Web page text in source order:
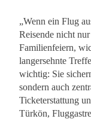
„Wenn ein Flug
Reisende nicht
Familienfeiern,
langersehnte
wichtig: Sie
sondern auch
Ticketerstattung
Türkön,